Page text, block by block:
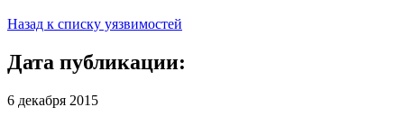
Назад к списку уязвимостей
Дата публикации:
6 декабря 2015